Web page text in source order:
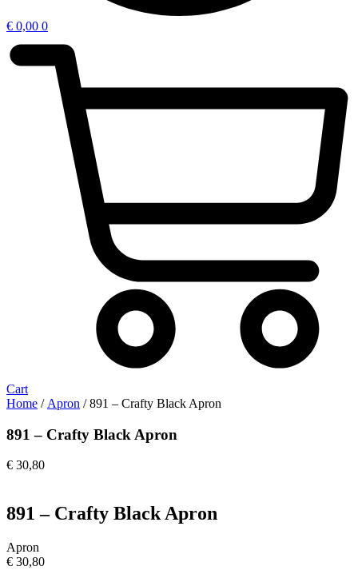
€ 0,00 0
Cart
Home / Apron / 891 – Crafty Black Apron
891 – Crafty Black Apron
€ 30,80
891 – Crafty Black Apron
Apron
€ 30,80